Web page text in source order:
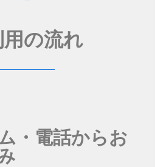
用の流れ
・電話からお